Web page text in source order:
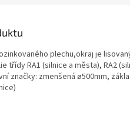
plechu,okraj je
třídy RA1 (silnice a města), RA2
značky: zmenšená ø500mm,